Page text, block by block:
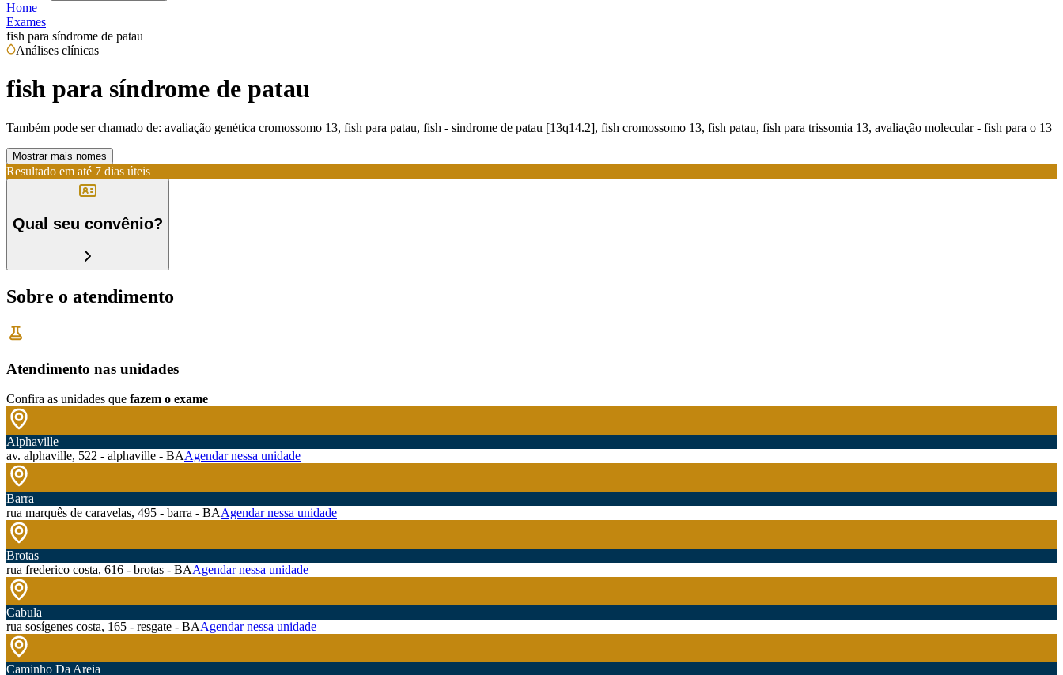
Home
Exames
fish para síndrome de patau
Análises clínicas
fish para síndrome de patau
Também pode ser chamado de: avaliação genética cromossomo 13, fish para patau, fish - sindrome de patau [13q14.2], fish cromossomo 13, fish patau, fish para trissomia 13, avaliação molecular - fish para o 13
Mostrar mais nomes
Resultado em até 7 dias úteis
Qual seu convênio?
Sobre o atendimento
Atendimento nas unidades
Confira as unidades que fazem o exame
Alphaville
av. alphaville, 522 - alphaville - BAAgendar nessa unidade
Barra
rua marquês de caravelas, 495 - barra - BAAgendar nessa unidade
Brotas
rua frederico costa, 616 - brotas - BAAgendar nessa unidade
Cabula
rua sosígenes costa, 165 - resgate - BAAgendar nessa unidade
Caminho Da Areia